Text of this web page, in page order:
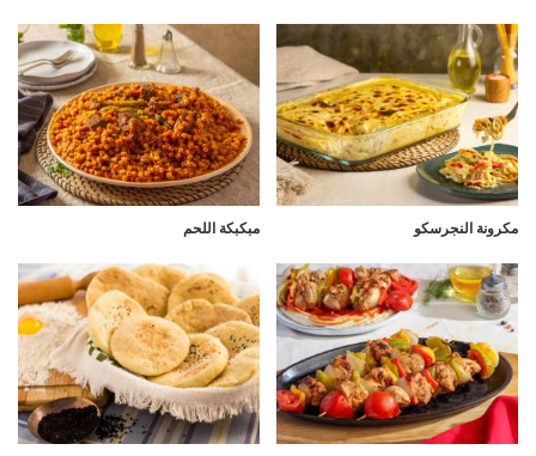
مكرونة النجرسكو مبكبكة اللحم